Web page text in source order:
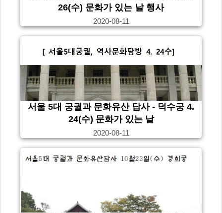
26(수) 문화가 있는 날 행사
2020-08-11
서울 5대 궁궐과 문화유산 답사 - 덕수궁 4.
24(수) 문화가 있는 날
2020-08-11